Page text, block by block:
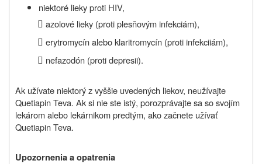
niektoré lieky proti HIV,
 azolové lieky (proti plesňovým infekciám),
 erytromycín alebo klaritromycín (proti infekciiám),
 nefazodón (proti depresii).
Ak užívate niektorý z vyššie uvedených liekov, neužívajte
Quetiapin Teva. Ak si nie ste istý, porozprávajte sa so svojím
lekárom alebo lekárnikom predtým, ako začnete užívať
Quetiapin Teva.
Upozornenia a opatrenia